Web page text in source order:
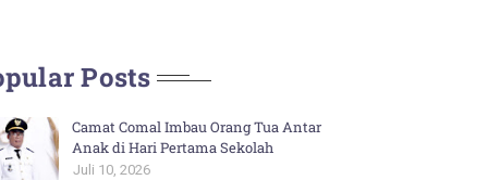
Posts
Camat Comal Imbau Orang Tua Antar
Anak di Hari Pertama Sekolah
Juli 10, 2026